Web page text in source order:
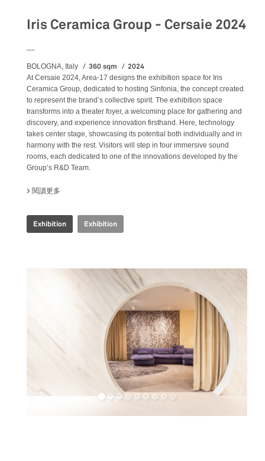
Iris Ceramica Group - Cersaie 2024
BOLOGNA, Italy 360 sqm 2024
At Cersaie 2024, Area-17 designs the exhibition space for Iris
Ceramica Group, dedicated to hosting Sinfonia, the concept created
to represent the brand’s collective spirit. The exhibition space
transforms into a theater foyer, a welcoming place for gathering and
discovery, and experience innovation firsthand. Here, technology
takes center stage, showcasing its potential both individually and in
harmony with the rest. Visitors will step in four immersive sound
rooms, each dedicated to one of the innovations developed by the
Group’s R&D Team.
閱讀更多
Exhibition Exhibition